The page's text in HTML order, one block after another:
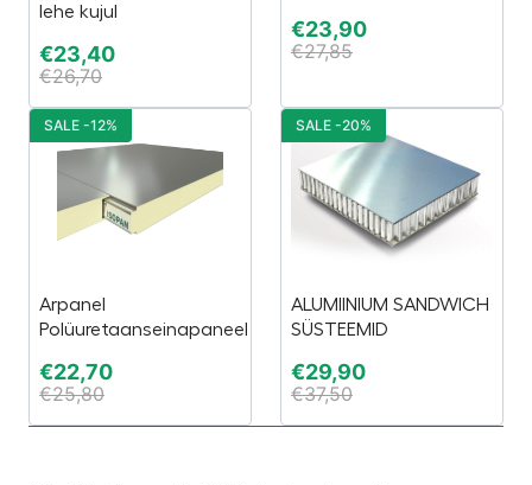
lehe kujul
€23,40
€26,70
€23,90
€27,85
Arpanel
Polüuretaanseinapaneel
€22,70
€25,80
SALE -12%
ALUMIINIUM SANDWICH
SÜSTEEMID
€29,90
€37,50
SALE -20%